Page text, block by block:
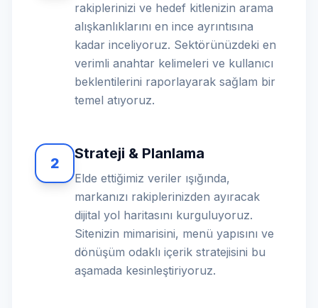
rakiplerinizi ve hedef kitlenizin arama
alışkanlıklarını en ince ayrıntısına
kadar inceliyoruz. Sektörünüzdeki en
verimli anahtar kelimeleri ve kullanıcı
beklentilerini raporlayarak sağlam bir
temel atıyoruz.
2
Strateji & Planlama
Elde ettiğimiz veriler ışığında,
markanızı rakiplerinizden ayıracak
dijital yol haritasını kurguluyoruz.
Sitenizin mimarisini, menü yapısını ve
dönüşüm odaklı içerik stratejisini bu
aşamada kesinleştiriyoruz.